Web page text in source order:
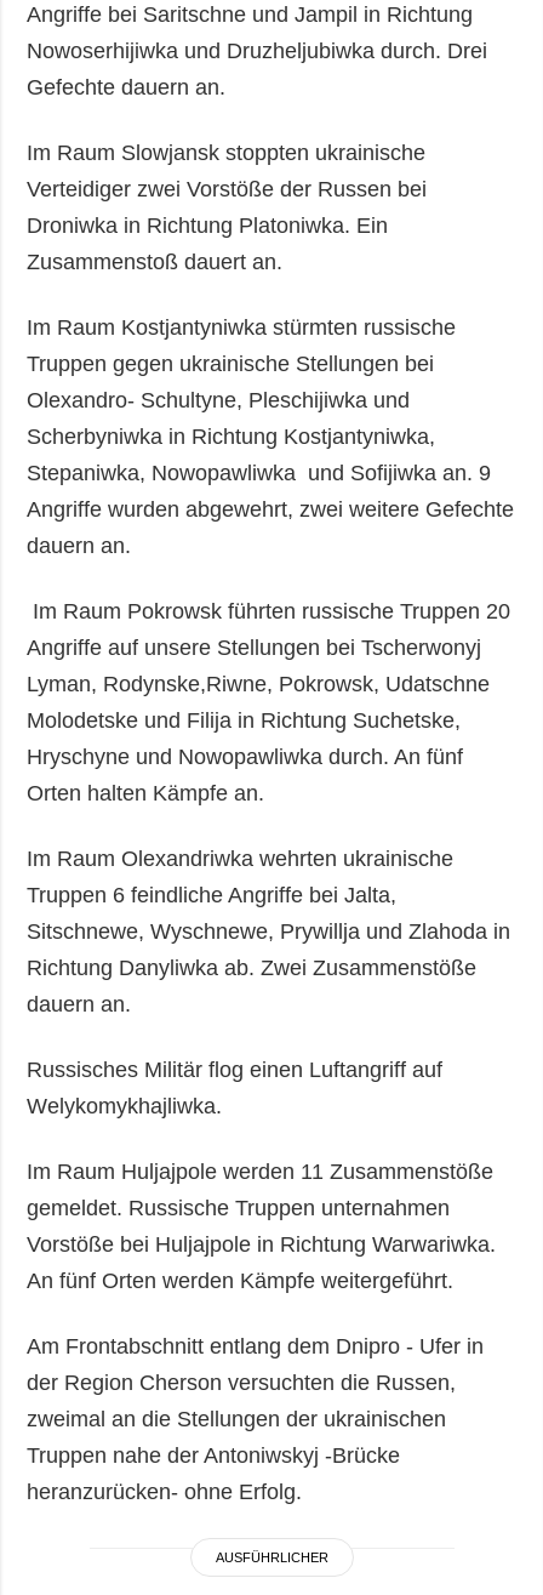
Angriffe bei Saritschne und Jampil in Richtung
Nowoserhijiwka und Druzheljubiwka durch. Drei
Gefechte dauern an.
Im Raum Slowjansk stoppten ukrainische
Verteidiger zwei Vorstöße der Russen bei
Droniwka in Richtung Platoniwka. Ein
Zusammenstoß dauert an.
Im Raum Kostjantyniwka stürmten russische
Truppen gegen ukrainische Stellungen bei
Olexandro- Schultyne, Pleschijiwka und
Scherbyniwka in Richtung Kostjantyniwka,
Stepaniwka, Nowopawliwka und Sofijiwka an. 9
Angriffe wurden abgewehrt, zwei weitere Gefechte
dauern an.
Im Raum Pokrowsk führten russische Truppen 20
Angriffe auf unsere Stellungen bei Tscherwonyj
Lyman, Rodynske,Riwne, Pokrowsk, Udatschne
Molodetske und Filija in Richtung Suchetske,
Hryschyne und Nowopawliwka durch. An fünf
Orten halten Kämpfe an.
Im Raum Olexandriwka wehrten ukrainische
Truppen 6 feindliche Angriffe bei Jalta,
Sitschnewe, Wyschnewe, Prywillja und Zlahoda in
Richtung Danyliwka ab. Zwei Zusammenstöße
dauern an.
Russisches Militär flog einen Luftangriff auf
Welykomykhajliwka.
Im Raum Huljajpole werden 11 Zusammenstöße
gemeldet. Russische Truppen unternahmen
Vorstöße bei Huljajpole in Richtung Warwariwka.
An fünf Orten werden Kämpfe weitergeführt.
Am Frontabschnitt entlang dem Dnipro - Ufer in
der Region Cherson versuchten die Russen,
zweimal an die Stellungen der ukrainischen
Truppen nahe der Antoniwskyj -Brücke
heranzurücken- ohne Erfolg.
AUSFÜHRLICHER